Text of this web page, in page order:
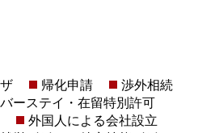
帰化申請
渉外相続
ーステイ・在留特別許可
外国人による会社設立